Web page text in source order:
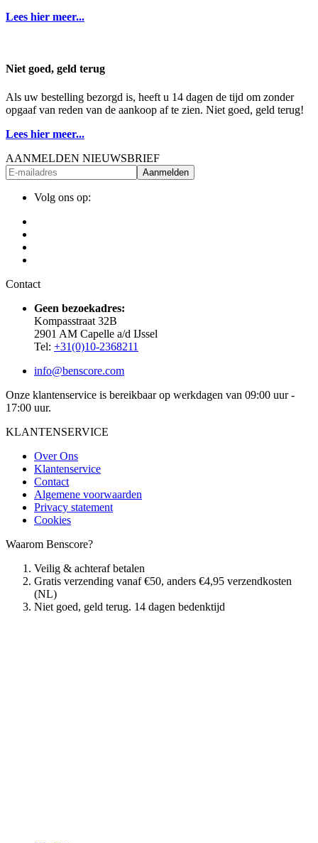
Lees hier meer...
Niet goed, geld terug
Als uw bestelling bezorgd is, heeft u 14 dagen de tijd om zonder
opgaaf van reden van de aankoop af te zien. Niet goed, geld terug!
Lees hier meer...
AANMELDEN NIEUWSBRIEF
Aanmelden
Volg ons op:
Contact
Geen bezoekadres:
Kompasstraat 32B
2901 AM Capelle a/d IJssel
Tel: +31(0)10-2368211
info@benscore.com
Onze klantenservice is bereikbaar op werkdagen van 09:00 uur -
17:00 uur.
KLANTENSERVICE
Over Ons
Klantenservice
Contact
Algemene voorwaarden
Privacy statement
Cookies
Waarom Benscore?
Veilig & achteraf betalen
Gratis verzending vanaf €50, anders €4,95 verzendkosten
(NL)
Niet goed, geld terug. 14 dagen bedenktijd